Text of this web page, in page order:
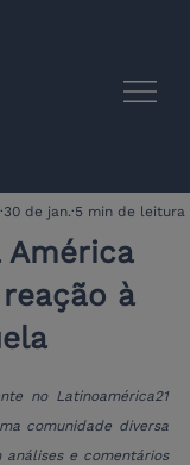
à
30 de jan. 5 min de leitura
no Latinoamérica21
comunidade diversa
e comentários